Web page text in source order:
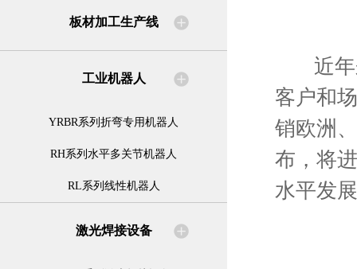
板材加工生产线
工业机器人
YRBR系列折弯专用机器人
RH系列水平多关节机器人
RL系列线性机器人
激光焊接设备
近年来
客户和
销欧洲
布，将
水平发